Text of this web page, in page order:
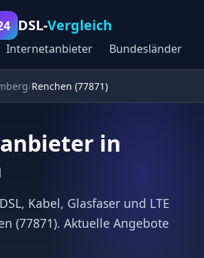
DSL-Vergleich
Internetanbieter Bundesländer
Renchen (77871)
in
Kabel, Glasfaser und LTE
(77871). Aktuelle Angebote